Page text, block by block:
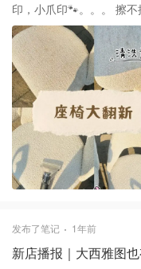
印，小爪印🐾。。。 擦
也不环保 这时候，洗地毯机来解救我了
的一款 以前都是用来洗
管和小刷子 同样可以有
刷头拖拉间不但能刷掉污
焕然一新啦 而且水份也
强烈推荐！居家必备！
发布了笔记 1年前
新店播报｜大西雅图也